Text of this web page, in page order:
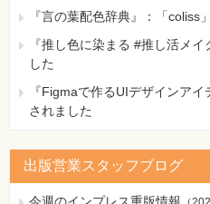
『言の葉配色辞典』：「coliss
『推し色に染まる #推し活メ
した
『Figmaで作るUIデザインア
されました
出版営業スタッフブログ